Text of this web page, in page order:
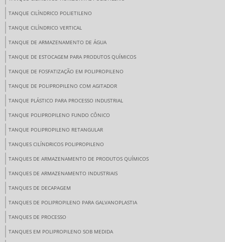
TANQUE CILÍNDRICO POLIETILENO
TANQUE CILÍNDRICO VERTICAL
TANQUE DE ARMAZENAMENTO DE ÁGUA
TANQUE DE ESTOCAGEM PARA PRODUTOS QUÍMICOS
TANQUE DE FOSFATIZAÇÃO EM POLIPROPILENO
TANQUE DE POLIPROPILENO COM AGITADOR
TANQUE PLÁSTICO PARA PROCESSO INDUSTRIAL
TANQUE POLIPROPILENO FUNDO CÔNICO
TANQUE POLIPROPILENO RETANGULAR
TANQUES CILÍNDRICOS POLIPROPILENO
TANQUES DE ARMAZENAMENTO DE PRODUTOS QUÍMICOS
TANQUES DE ARMAZENAMENTO INDUSTRIAIS
TANQUES DE DECAPAGEM
TANQUES DE POLIPROPILENO PARA GALVANOPLASTIA
TANQUES DE PROCESSO
TANQUES EM POLIPROPILENO SOB MEDIDA